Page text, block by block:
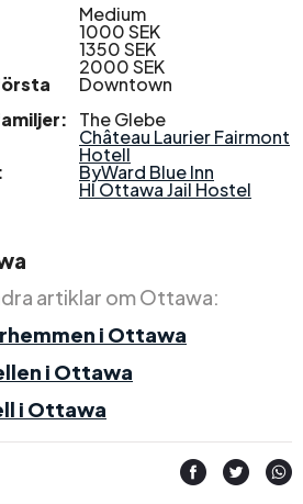
Medium
1000 SEK
1350 SEK
2000 SEK
Downtown
The Glebe
Château Laurier Fairmont
Hotell
ByWard Blue Inn
HI Ottawa Jail Hostel
artiklar om Ottawa:
i Ottawa
i Ottawa
i Ottawa